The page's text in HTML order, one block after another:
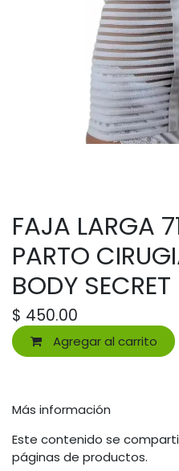
FAJA LARGA
PARTO
BODY SECRET
$ 450.00
Agregar al carrito
Más información
Este contenido se
páginas de productos.